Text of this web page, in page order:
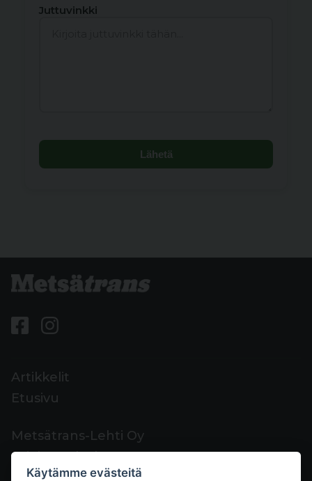
Juttuvinkki
Lähetä
Artikkelit
Etusivu
Metsätrans-Lehti Oy
Asiakaspalvelu
Yhteystiedot
Käytämme evästeitä